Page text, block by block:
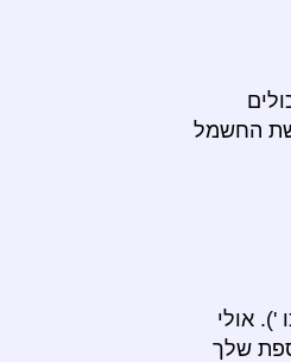
החשמל
'). אולי
שלך